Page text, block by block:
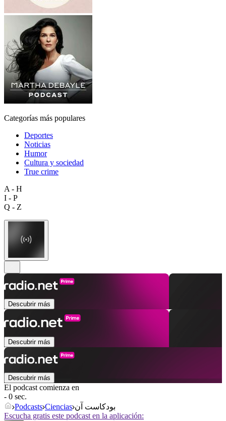
Categorías más populares
Deportes
Noticias
Humor
Cultura y sociedad
True crime
A - H
I - P
Q - Z
Descubrir más
Descubrir más
Descubrir más
El podcast comienza en
- 0 sec.
Podcasts Ciencias بودكاست آن
Escucha gratis este podcast en la aplicación: